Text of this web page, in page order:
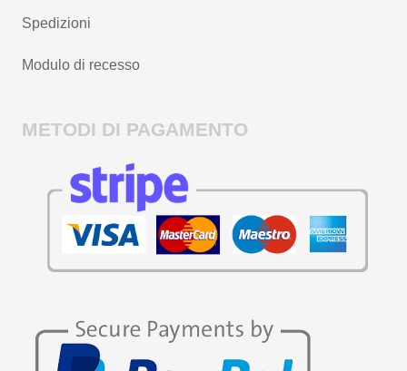
Spedizioni
Modulo di recesso
METODI DI PAGAMENTO